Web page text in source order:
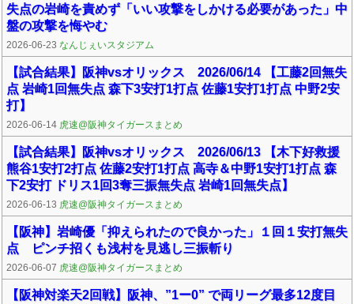
失点の岩崎を責めず「いい攻撃をしかける必要があった」中
盤の攻撃を悔やむ
2026-06-23 なんじぇいスタジアム
【試合結果】阪神vsオリックス 2026/06/14 【工藤2回無失
点 岩崎1回無失点 森下3安打1打点 佐藤1安打1打点 中野2安
打】
2026-06-14 虎速@阪神タイガースまとめ
【試合結果】阪神vsオリックス 2026/06/13 【木下好救援
熊谷1安打2打点 佐藤2安打1打点 高寺＆中野1安打1打点 森
下2安打 ドリス1回3奪三振無失点 岩崎1回無失点】
2026-06-13 虎速@阪神タイガースまとめ
【阪神】岩崎優「抑えられたので良かった」１回１安打無失
点 ピンチ招くも浅村を見逃し三振斬り
2026-06-07 虎速@阪神タイガースまとめ
【阪神対楽天2回戦】阪神、”1ー0” で両リーグ最多12度目